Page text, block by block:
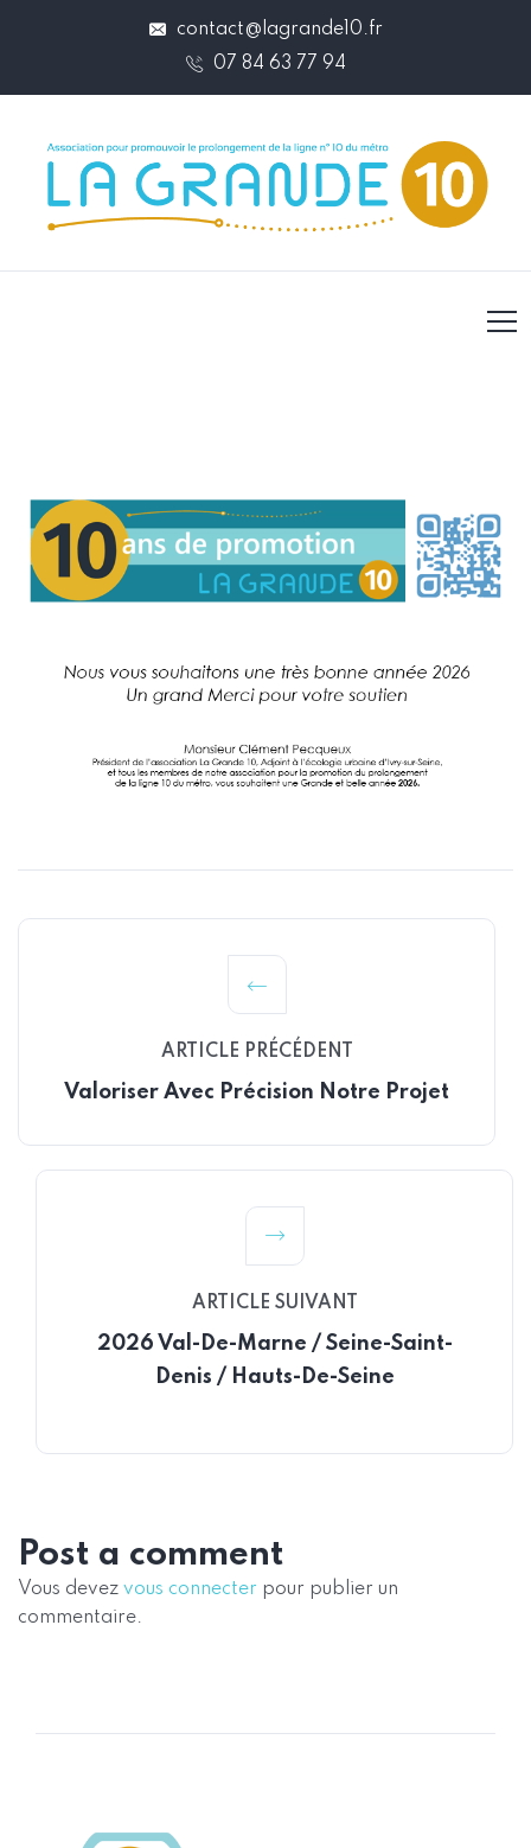
contact@lagrande10.fr
07 84 63 77 94
ARTICLE PRÉCÉDENT
Valoriser Avec Précision Notre Projet
ARTICLE SUIVANT
2026 Val-De-Marne / Seine-Saint-
Denis / Hauts-De-Seine
Post a comment
Vous devez vous connecter pour publier un
commentaire.